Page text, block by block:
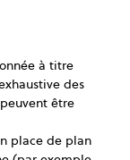
à titre
des
être
place de plan